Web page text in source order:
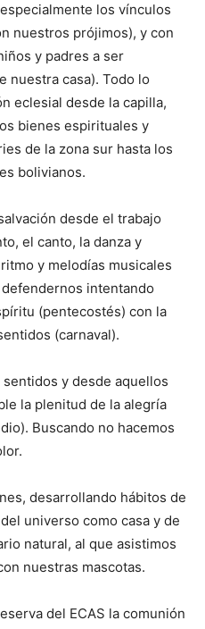
los vínculos
nuestros prójimos), y con
y padres a ser
nuestra casa). Todo lo
eclesial desde la capilla,
bienes espirituales y
de la zona sur hasta los
bolivianos.
desde el trabajo
el canto, la danza y
y melodías musicales
intentando
(pentecostés) con la
(carnaval).
y desde aquellos
la plenitud de la alegría
Buscando no hacemos
desarrollando hábitos de
universo como casa y de
natural, al que asistimos
nuestras mascotas.
del ECAS la comunión